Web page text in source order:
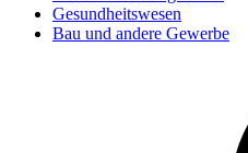
Gesundheitswesen
Bau und andere Gewerbe